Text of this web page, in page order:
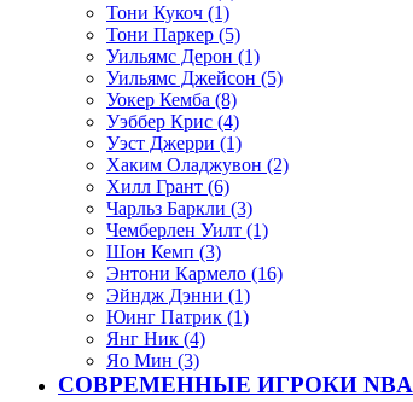
Тони Кукоч (1)
Тони Паркер (5)
Уильямс Дерон (1)
Уильямс Джейсон (5)
Уокер Кемба (8)
Уэббер Крис (4)
Уэст Джерри (1)
Хаким Оладжувон (2)
Хилл Грант (6)
Чарльз Баркли (3)
Чемберлен Уилт (1)
Шон Кемп (3)
Энтони Кармело (16)
Эйндж Дэнни (1)
Юинг Патрик (1)
Янг Ник (4)
Яо Мин (3)
СОВРЕМЕННЫЕ ИГРОКИ NBA